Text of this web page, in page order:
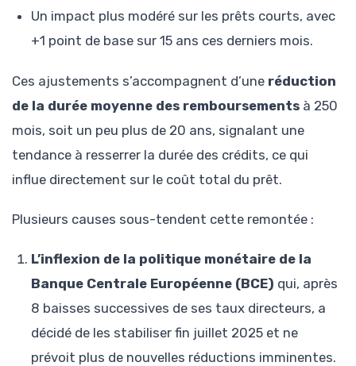
Un impact plus modéré sur les prêts courts, avec
+1 point de base sur 15 ans ces derniers mois.
Ces ajustements s’accompagnent d’une réduction
de la durée moyenne des remboursements à 250
mois, soit un peu plus de 20 ans, signalant une
tendance à resserrer la durée des crédits, ce qui
influe directement sur le coût total du prêt.
Plusieurs causes sous-tendent cette remontée :
L’inflexion de la politique monétaire de la
Banque Centrale Européenne (BCE) qui, après
8 baisses successives de ses taux directeurs, a
décidé de les stabiliser fin juillet 2025 et ne
prévoit plus de nouvelles réductions imminentes.